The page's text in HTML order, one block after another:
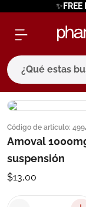
¿Qué estas
Código de artículo:
Amoval
suspensión
$13,00
términos
1. eucerin